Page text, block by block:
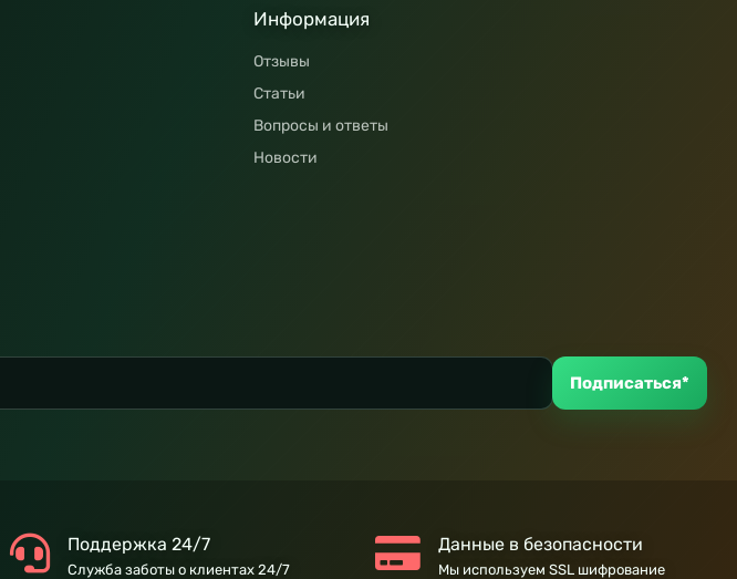
Информация
Отзывы
Статьи
Вопросы и ответы
Новости
Подписаться*
Поддержка 24/7
Служба заботы о клиентах 24/7
Данные в безопасности
Мы используем SSL шифрование